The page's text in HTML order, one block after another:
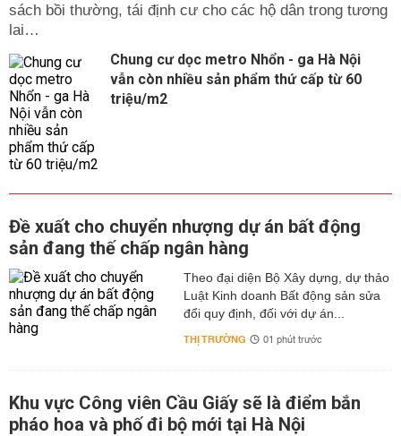
sách bồi thường, tái định cư cho các hộ dân trong tương
lai…
Chung cư dọc metro Nhổn - ga Hà Nội
vẫn còn nhiều sản phẩm thứ cấp từ 60
triệu/m2
Đề xuất cho chuyển nhượng dự án bất động
sản đang thế chấp ngân hàng
Theo đại diện Bộ Xây dựng, dự thảo
Luật Kinh doanh Bất động sản sửa
đổi quy định, đối với dự án...
THỊ TRƯỜNG 01 phút trước
Khu vực Công viên Cầu Giấy sẽ là điểm bắn
pháo hoa và phố đi bộ mới tại Hà Nội